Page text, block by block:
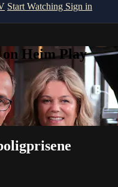
Start Watching Sign in
Heim Play